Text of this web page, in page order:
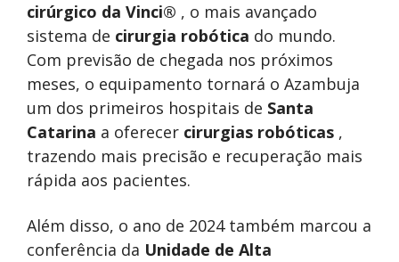
cirúrgico da Vinci® , o mais avançado
sistema de cirurgia robótica do mundo.
Com previsão de chegada nos próximos
meses, o equipamento tornará o Azambuja
um dos primeiros hospitais de Santa
Catarina a oferecer cirurgias robóticas ,
trazendo mais precisão e recuperação mais
rápida aos pacientes.
Além disso, o ano de 2024 também marcou a
conferência da Unidade de Alta